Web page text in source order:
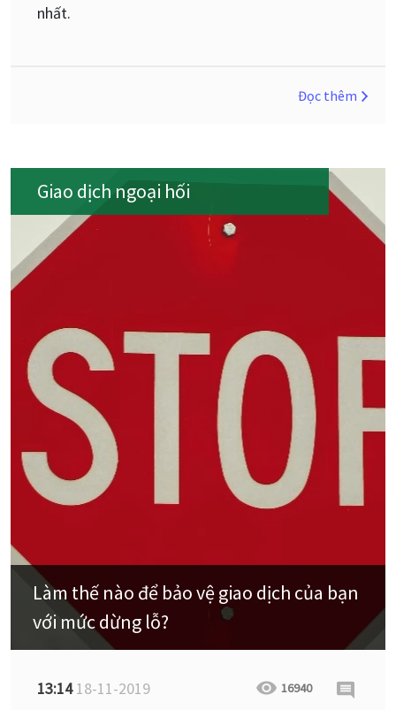
nhất.
Đọc thêm
Giao dịch ngoại hối
Làm thế nào để bảo vệ giao dịch của bạn
với mức dừng lỗ?
13:1418-11-2019 16940